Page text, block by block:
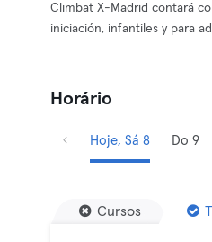
Climbat X-Madrid contará
iniciación, infantiles y para
Horário
Hoje, Sá 8 Do 9
Cursos